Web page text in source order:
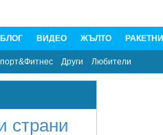
БЛОГ ВИДЕО ЖЪЛТО РАКЕТНИ
Други Любители
страни